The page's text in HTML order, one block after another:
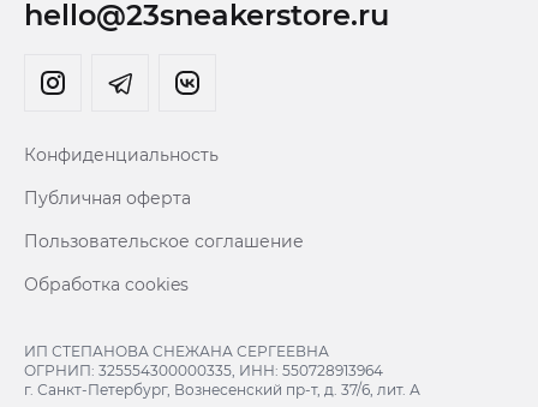
hello@23sneakerstore.ru
Конфиденциальность
Публичная оферта
Пользовательское соглашение
Обработка cookies
ИП СТЕПАНОВА СНЕЖАНА СЕРГЕЕВНА
ОГРНИП: 325554300000335, ИНН: 550728913964
г. Санкт-Петербург, Вознесенский пр-т, д. 37/6, лит. А